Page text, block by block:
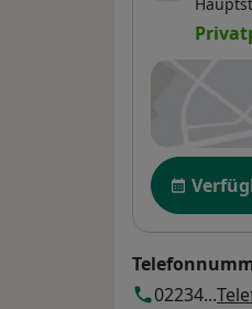
02234...